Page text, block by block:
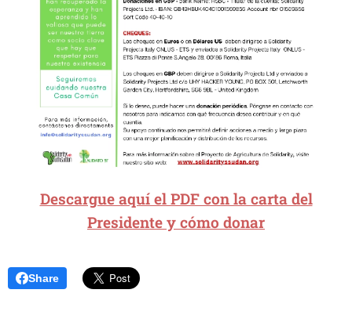
Descargue aquí el PDF con la carta del
Presidente y cómo donar
Share